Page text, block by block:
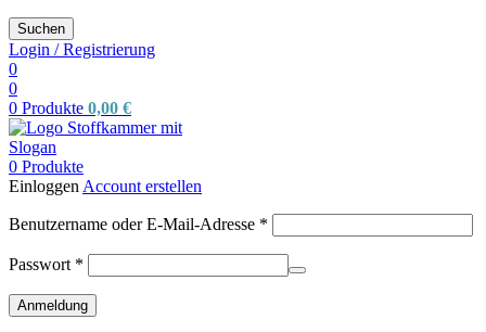
Suchen
Login / Registrierung
0
0
0 Produkte 0,00 €
0 Produkte
Einloggen Account erstellen
Benutzername oder E-Mail-Adresse *
Passwort *
Anmeldung